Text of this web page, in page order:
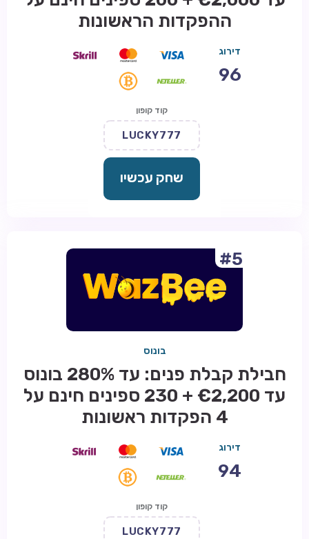
ההפקדות הראשונות
דירוג
96
קוד קופון
LUCKY777
שחק עכשיו
#5
בונוס
חבילת קבלת פנים: עד 280% בונוס
עד €2,200 + 230 ספינים חינם על
4 הפקדות ראשונות
דירוג
94
קוד קופון
LUCKY777